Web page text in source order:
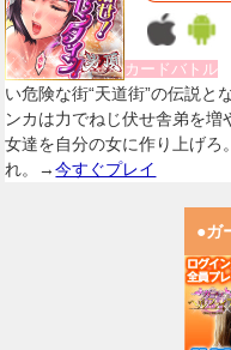
カードバトル
い危険な街“天道街”の伝説と
ンカは力でねじ伏せ舎弟を増
女達を自分の女に作り上げろ
れ。→今すぐプレイ
●ガ